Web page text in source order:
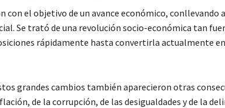
con el objetivo de un avance económico, conllevando
Se trató de una revolución socio-económica tan
rápidamente hasta convertirla actualmente
grandes cambios también aparecieron otras
de la corrupción, de las desigualdades y de la